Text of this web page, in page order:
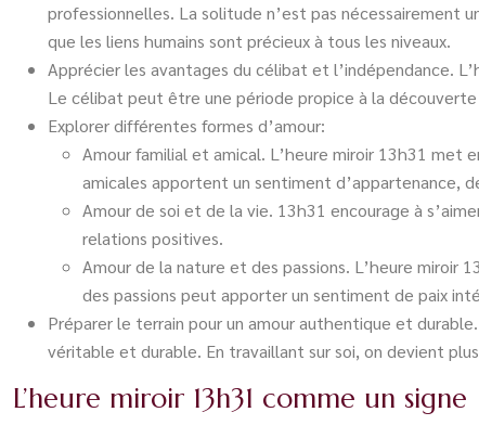
professionnelles. La solitude n’est pas nécessairement
que les liens humains sont précieux à tous les niveaux.
Apprécier les avantages du célibat et l’indépendance.
Le célibat peut être une période propice à la
Explorer différentes formes d’amour:
Amour familial et amical. L’heure miroir 13h31 met
amicales apportent un sentiment d’appartenance,
Amour de soi et de la vie. 13h31 encourage à
relations positives.
Amour de la nature et des passions. L’heure miroir
des passions peut apporter un sentiment de paix
Préparer le terrain pour un amour authentique et
véritable et durable. En travaillant sur soi, on devient
L’heure miroir 13h31 comme un signe